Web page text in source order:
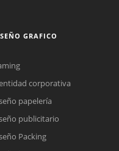
GRAFICO
corporativa
papelería
publicitario
Packing